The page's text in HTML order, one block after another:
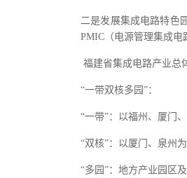
二是发展集成电路特色
PMIC（电源管理集成
福建省集成电路产业总
“一带双核多园”：
“一带”：以福州、厦门
“双核”：以厦门、泉州
“多园”：地方产业园区